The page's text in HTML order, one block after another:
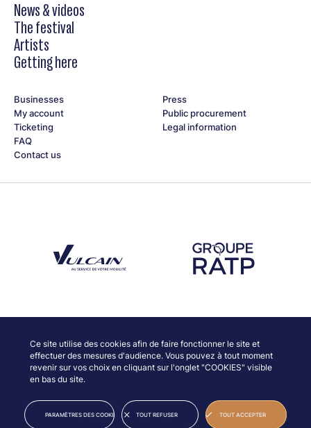
Ce site utilise des cookies afin de faire fonctionner le site et
effectuer des mesures d'audience. Vous pouvez à tout moment
revenir sur vos choix en cliquant sur l'onglet "COOKIES" visible
en bas du site.
PARAMÈTRES DES COOKIES TOUT REFUSER TOUT ACCEPTER
News & videos
The festival
Artists
Getting here
Businesses
My account
Ticketing
FAQ
Contact us
Press
Public procurement
Legal information
© JAZZ À VIENNE
LEGAL INFORMATION